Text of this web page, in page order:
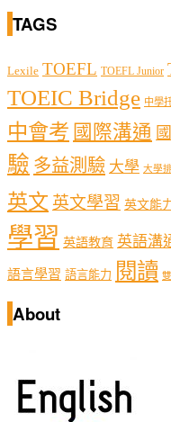
TAGS
Lexile TOEFL TOEFL Junior
TOEIC Bridge 中學
中會考 國際溝通
驗 多益測驗 大學 大學
英文 英文學習 英文能
學習 英語教育 英語溝
語言學習 語言能力 閱讀
About